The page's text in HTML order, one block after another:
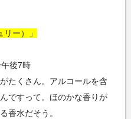
ー）」
後7時
たくさん。アルコールを含
ですって。ほのかな香りが
香水だそう。